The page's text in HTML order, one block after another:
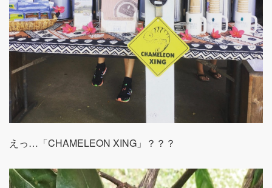
えっ…「CHAMELEON XING」？？？